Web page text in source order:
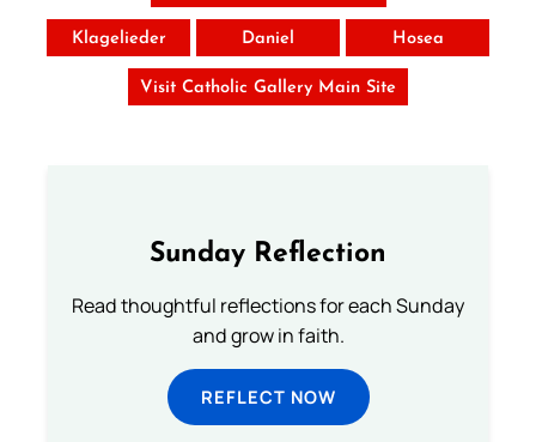
Klagelieder Daniel Hosea
Visit Catholic Gallery Main Site
Sunday Reflection
Read thoughtful reflections for each Sunday
and grow in faith.
REFLECT NOW